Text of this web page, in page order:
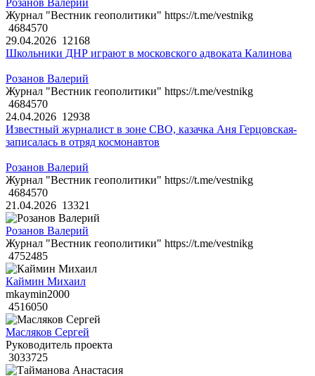
Розанов Валерий
Журнал "Вестник геополитики" https://t.me/vestnikg
4684570
29.04.2026 12168
Школьники ДНР играют в московского адвоката Калинова
Розанов Валерий
Журнал "Вестник геополитики" https://t.me/vestnikg
4684570
24.04.2026 12938
Известный журналист в зоне СВО, казачка Аня Герцовская-
записалась в отряд космонавтов
Розанов Валерий
Журнал "Вестник геополитики" https://t.me/vestnikg
4684570
21.04.2026 13321
Розанов Валерий
Журнал "Вестник геополитики" https://t.me/vestnikg
4752485
Каймин Михаил
mkaymin2000
4516050
Масляков Сергей
Руководитель проекта
3033725